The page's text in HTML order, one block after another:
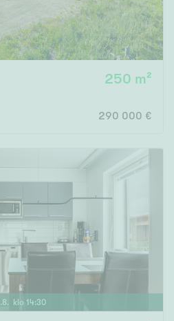
250 m²
290 000 €
.8. klo 14:30